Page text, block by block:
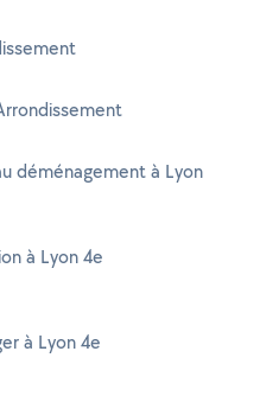
déménagement à Lyon
à Lyon 4e
à Lyon 4e